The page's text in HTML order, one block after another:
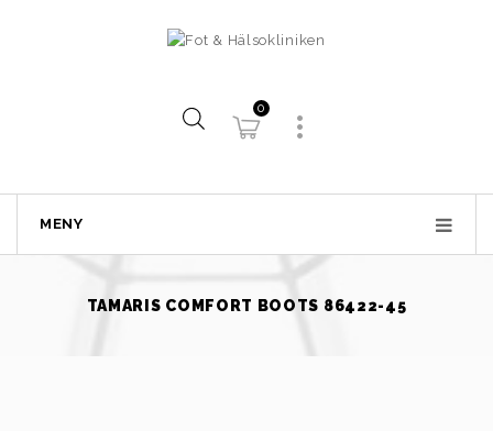
0
MENY
TAMARIS COMFORT BOOTS 86422-45